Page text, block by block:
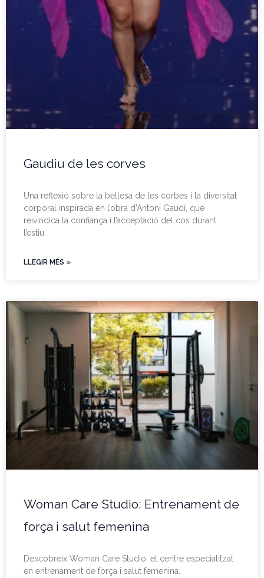
Gaudiu de les corves
Una reflexió sobre la bellesa de les corbes i la diversitat
corporal inspirada en l’obra d’Antoni Gaudí, que
reivindica la confiança i l’acceptació del cos durant
l’estiu.
LLEGIR MÉS »
Woman Care Studio: Entrenament de
força i salut femenina
Descobreix Woman Care Studio, el centre especialitzat
en entrenament de força i salut femenina.